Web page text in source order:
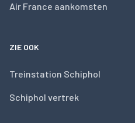
Air France aankomsten
ZIE OOK
Treinstation Schiphol
Schiphol vertrek